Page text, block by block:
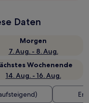
Daten
Morgen
7. Aug. - 8. Aug.
Wochenende
14. Aug. - 16. Aug.